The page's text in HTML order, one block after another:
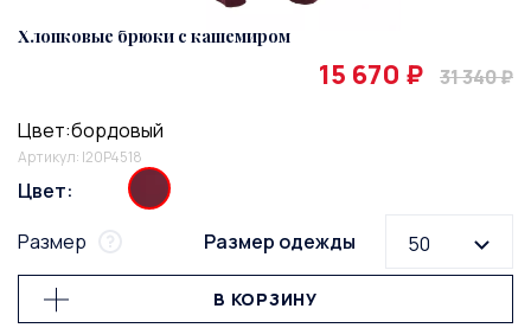
Артикул: I20P4518
Хлопковые брюки с кашемиром
15 670 ₽ 31 340 ₽
Цвет:бордовый
Цвет:
Размер одежды
50
Размер
В КОРЗИНУ